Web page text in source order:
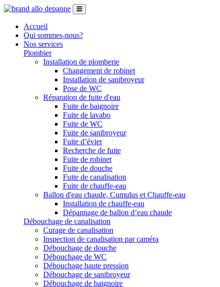
Accueil
Qui sommes-nous?
Nos services
Plombier
Installation de plomberie
Changement de robinet
Installation de sanibroyeur
Pose de WC
Réparation de fuite d'eau
Fuite de baignoire
Fuite de lavabo
Fuite de WC
Fuite de sanibroyeur
Fuite d’évier
Recherche de fuite
Fuite de robinet
Fuite de douche
Fuite de canalisation
Fuite de chauffe-eau
Ballon d'eau chaude, Cumulus et Chauffe-eau
Installation de chauffe-eau
Dépannage de ballon d’eau chaude
Débouchage de canalisation
Curage de canalisation
Inspection de canalisation par caméra
Débouchage de douche
Débouchage de WC
Débouchage haute pression
Débouchage de sanibroyeur
Débouchage de baignoire